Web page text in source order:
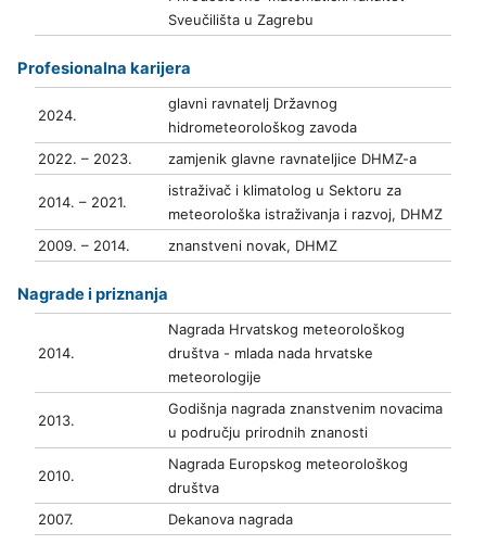
Sveučilišta u Zagrebu
Profesionalna karijera
2024.
glavni ravnatelj Državnog
hidrometeorološkog zavoda
2022. – 2023.
zamjenik glavne ravnateljice DHMZ-a
2014. – 2021.
istraživač i klimatolog u Sektoru za
meteorološka istraživanja i razvoj, DHMZ
2009. – 2014.
znanstveni novak, DHMZ
Nagrade i priznanja
2014.
Nagrada Hrvatskog meteorološkog
društva - mlada nada hrvatske
meteorologije
2013.
Godišnja nagrada znanstvenim novacima
u području prirodnih znanosti
2010.
Nagrada Europskog meteorološkog
društva
2007.
Dekanova nagrada